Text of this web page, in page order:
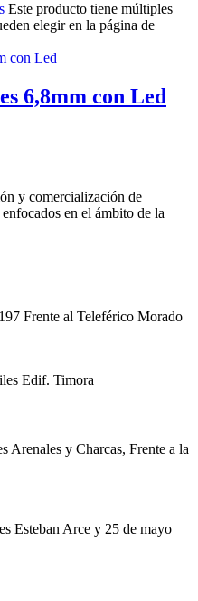
Este producto tiene múltiples
elegir en la página de
6,8mm con Led
y comercialización de
en el ámbito de la
Frente al Teleférico Morado
Edif. Timora
Arenales y Charcas, Frente a la
Esteban Arce y 25 de mayo